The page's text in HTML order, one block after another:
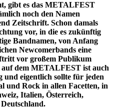
gibt es das METALFEST
noch den Namen
Zeitschrift. Schon damals
vor, in die es zukünftig
Bandnamen, von Anfang
Newcomerbands eine
vor großem Publikum
dem METALFEST ist auch
eigentlich sollte für jeden
und Rock in allen Facetten, in
Italien, Österreich,